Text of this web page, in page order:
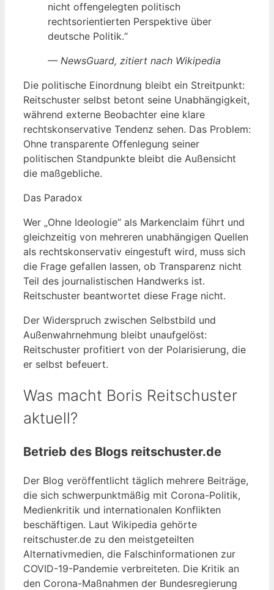
nicht offengelegten politisch
rechtsorientierten Perspektive über
deutsche Politik.“
— NewsGuard, zitiert nach Wikipedia
Die politische Einordnung bleibt ein Streitpunkt:
Reitschuster selbst betont seine Unabhängigkeit,
während externe Beobachter eine klare
rechtskonservative Tendenz sehen. Das Problem:
Ohne transparente Offenlegung seiner
politischen Standpunkte bleibt die Außensicht
die maßgebliche.
Das Paradox
Wer „Ohne Ideologie“ als Markenclaim führt und
gleichzeitig von mehreren unabhängigen Quellen
als rechtskonservativ eingestuft wird, muss sich
die Frage gefallen lassen, ob Transparenz nicht
Teil des journalistischen Handwerks ist.
Reitschuster beantwortet diese Frage nicht.
Der Widerspruch zwischen Selbstbild und
Außenwahrnehmung bleibt unaufgelöst:
Reitschuster profitiert von der Polarisierung, die
er selbst befeuert.
Was macht Boris Reitschuster
aktuell?
Betrieb des Blogs reitschuster.de
Der Blog veröffentlicht täglich mehrere Beiträge,
die sich schwerpunktmäßig mit Corona-Politik,
Medienkritik und internationalen Konflikten
beschäftigen. Laut Wikipedia gehörte
reitschuster.de zu den meistgeteilten
Alternativmedien, die Falschinformationen zur
COVID-19-Pandemie verbreiteten. Die Kritik an
den Corona-Maßnahmen der Bundesregierung